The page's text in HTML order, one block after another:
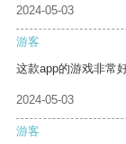
2024-05-03
游客
这款app的游戏非常
2024-05-03
游客